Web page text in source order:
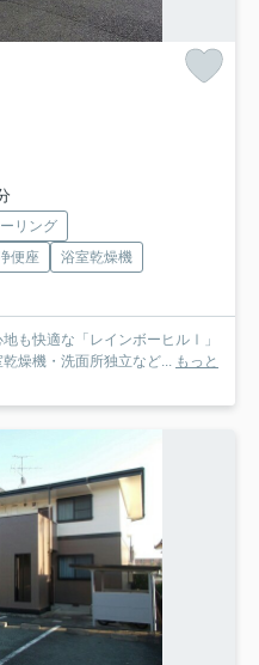
リング
便座
浴室乾燥機
も快適な「レインボーヒルⅠ」
燥機・洗面所独立など... もっと